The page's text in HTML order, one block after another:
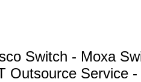
Switch - Moxa
Outsource Service